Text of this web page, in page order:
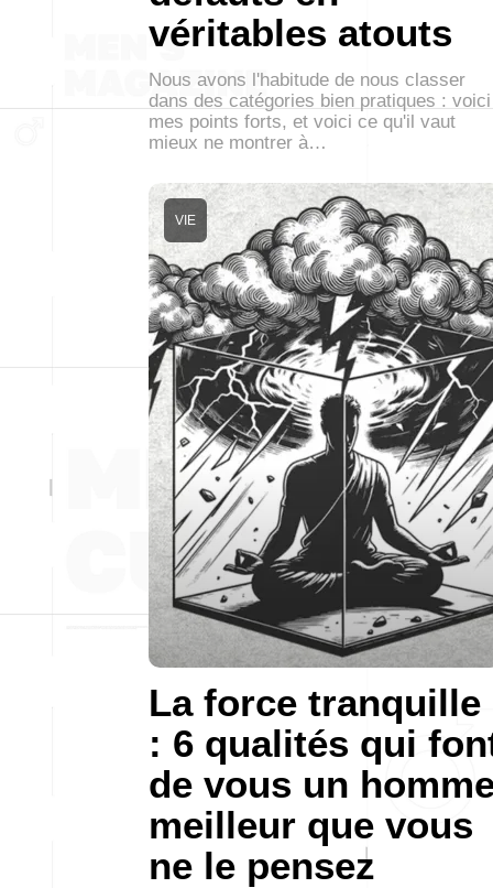
véritables atouts
Nous avons l'habitude de nous classer
dans des catégories bien pratiques : voici
mes points forts, et voici ce qu'il vaut
mieux ne montrer à…
La force tranquille
: 6 qualités qui
de vous un
meilleur que vous
ne le pensez
VIE